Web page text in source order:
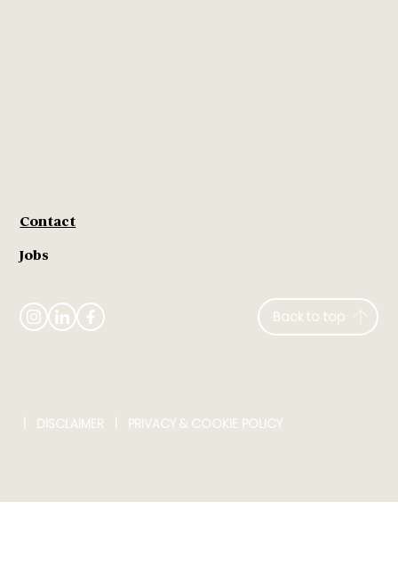
DISCLAIMER PRIVACY & COOKIE POLICY
Back to top
Contact
Jobs